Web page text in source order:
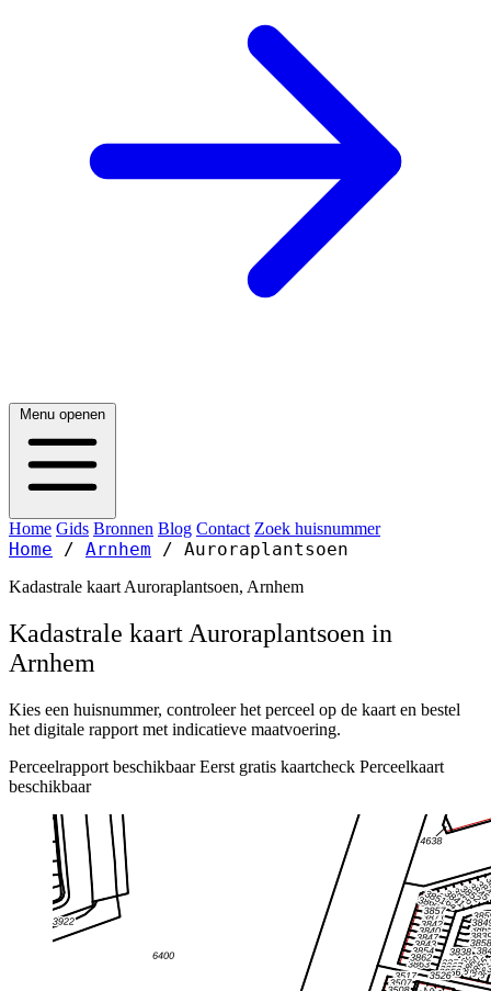
Menu openen
Home Gids Bronnen Blog Contact Zoek huisnummer
Home / Arnhem / Auroraplantsoen
Kadastrale kaart Auroraplantsoen, Arnhem
Kadastrale kaart Auroraplantsoen in
Arnhem
Kies een huisnummer, controleer het perceel op de kaart en bestel
het digitale rapport met indicatieve maatvoering.
Perceelrapport beschikbaar Eerst gratis kaartcheck Perceelkaart
beschikbaar